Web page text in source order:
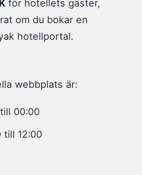
för hotellets gäster,
om du bokar en
hotellportal.
webbplats är:
00:00
till 12:00